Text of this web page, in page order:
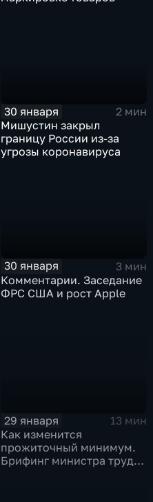
30 января
2 мин
Мишустин закрыл
границу России из-за
угрозы коронавируса
30 января
3 мин
Комментарии. Заседание
ФРС США и рост Apple
29 января
13 мин
Как изменится
прожиточный минимум.
Брифинг министра труда